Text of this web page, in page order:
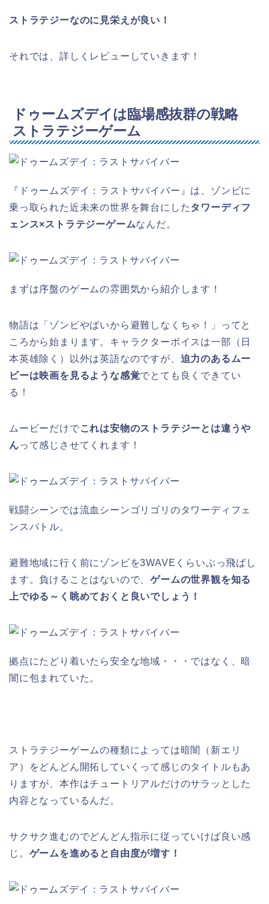
ストラテジーなのに見栄えが良い！
それでは、詳しくレビューしていきます！
ドゥームズデイは臨場感抜群の戦略
ストラテジーゲーム
『ドゥームズデイ：ラストサバイバー』は、ゾンビに
乗っ取られた近未来の世界を舞台にしたタワーディフ
ェンス×ストラテジーゲームなんだ。
まずは序盤のゲームの雰囲気から紹介します！
物語は「ゾンビやばいから避難しなくちゃ！」ってと
ころから始まります。キャラクターボイスは一部（日
本英雄除く）以外は英語なのですが、 迫力のあるムー
ビーは映画を見るような感覚でとても良くできてい
る！
ムービーだけでこれは安物のストラテジーとは違うや
んって感じさせてくれます！
戦闘シーンでは流血シーンゴリゴリのタワーディフェ
ンスバトル。
避難地域に行く前にゾンビを3WAVEくらいぶっ飛ばし
ます。負けることはないので、ゲームの世界観を知る
上でゆる～く眺めておくと良いでしょう！
拠点にたどり着いたら安全な地域・・・ではなく、暗
闇に包まれていた。
ストラテジーゲームの種類によっては暗闇（新エリ
ア）をどんどん開拓していくって感じのタイトルもあ
りますが、本作はチュートリアルだけのサラッとした
内容となっているんだ。
サクサク進むのでどんどん指示に従っていけば良い感
じ。 ゲームを進めると自由度が増す！